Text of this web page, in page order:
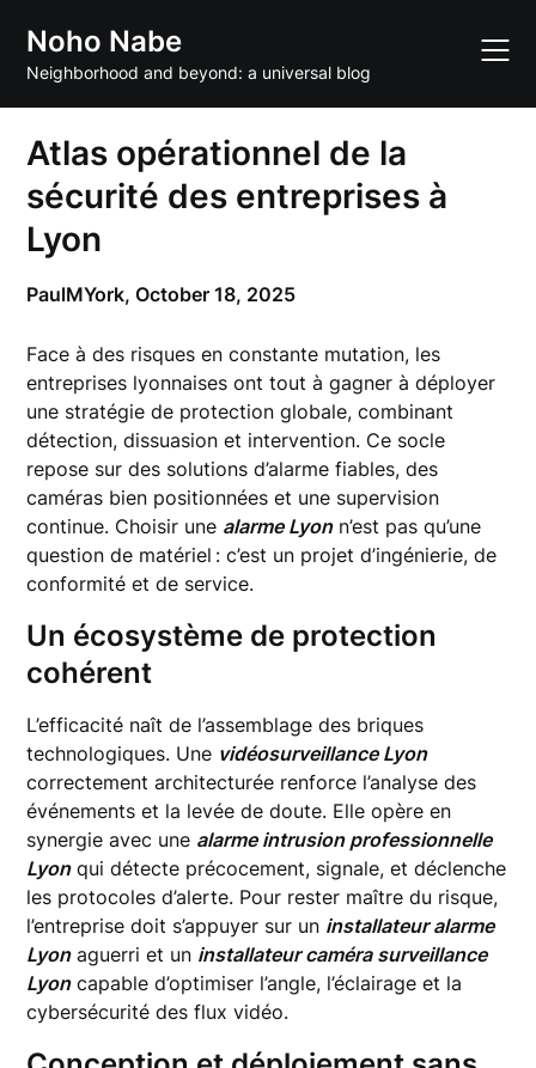
content
Noho Nabe
Neighborhood and beyond: a universal blog
Atlas opérationnel de la
sécurité des entreprises à
Lyon
PaulMYork,October 18, 2025
Face à des risques en constante mutation, les
entreprises lyonnaises ont tout à gagner à déployer
une stratégie de protection globale, combinant
détection, dissuasion et intervention. Ce socle
repose sur des solutions d’alarme fiables, des
caméras bien positionnées et une supervision
continue. Choisir une alarme Lyonn’est pas qu’une
question de matériel : c’est un projet d’ingénierie, de
conformité et de service.
Un écosystème de protection
cohérent
L’efficacité naît de l’assemblage des briques
technologiques. Une vidéosurveillance Lyon
correctement architecturée renforce l’analyse des
événements et la levée de doute. Elle opère en
synergie avec une alarme intrusion professionnelle
Lyonqui détecte précocement, signale, et déclenche
les protocoles d’alerte. Pour rester maître du risque,
l’entreprise doit s’appuyer sur un installateur alarme
Lyonaguerri et un installateur caméra surveillance
Lyoncapable d’optimiser l’angle, l’éclairage et la
cybersécurité des flux vidéo.